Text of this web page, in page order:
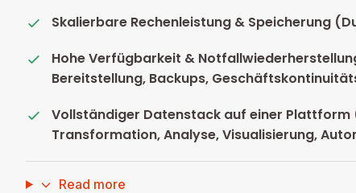
Skalierbare Rechenleistung & Speicherung
Hohe Verfügbarkeit &
Bereitstellung, Backups,
Vollständiger Datenstack auf einer Plattform
Transformation, Analyse, Visualisierung,
Read more